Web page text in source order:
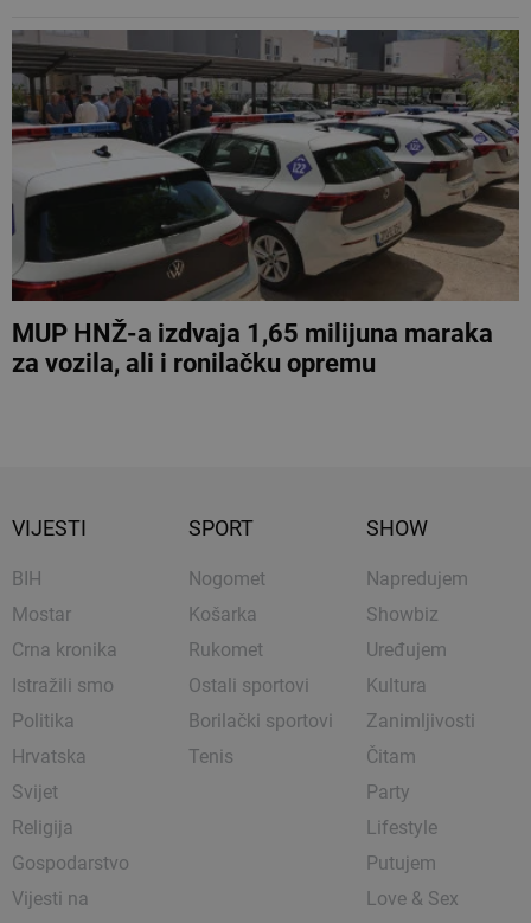
MUP HNŽ-a izdvaja 1,65 milijuna maraka
za vozila, ali i ronilačku opremu
VIJESTI
BIH
Mostar
Crna kronika
Istražili smo
Politika
Hrvatska
Svijet
Religija
Gospodarstvo
Vijesti na
SPORT
Nogomet
Košarka
Rukomet
Ostali sportovi
Borilački sportovi
Tenis
SHOW
Napredujem
Showbiz
Uređujem
Kultura
Zanimljivosti
Čitam
Party
Lifestyle
Putujem
Love & Sex